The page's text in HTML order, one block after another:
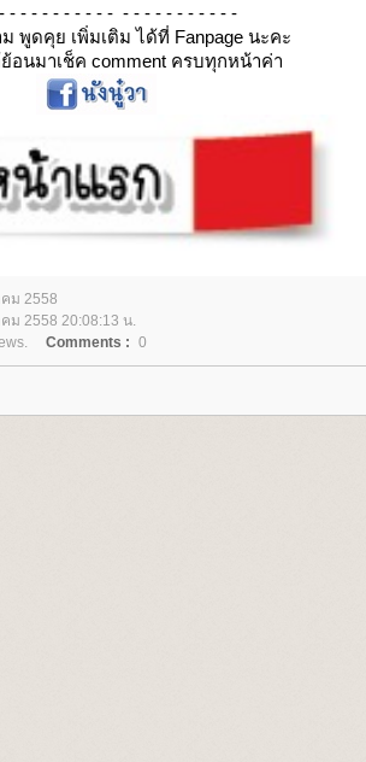
- - - - - - - - - - - - - - - - - - - - -
พูดคุย เพิ่มเติม ได้ที่ Fanpage นะคะ
ย้อนมาเช็ค comment ครบทุกหน้าค่า
ม 2558
ม 2558 20:08:13 น.
Comments : 0